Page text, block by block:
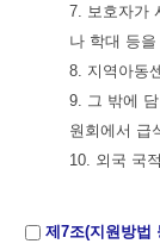
7. 보호자가
나 학대 등
8. 지역아동
9. 그 밖에
원회에서 급
10. 외국 국
제7조(지원방법